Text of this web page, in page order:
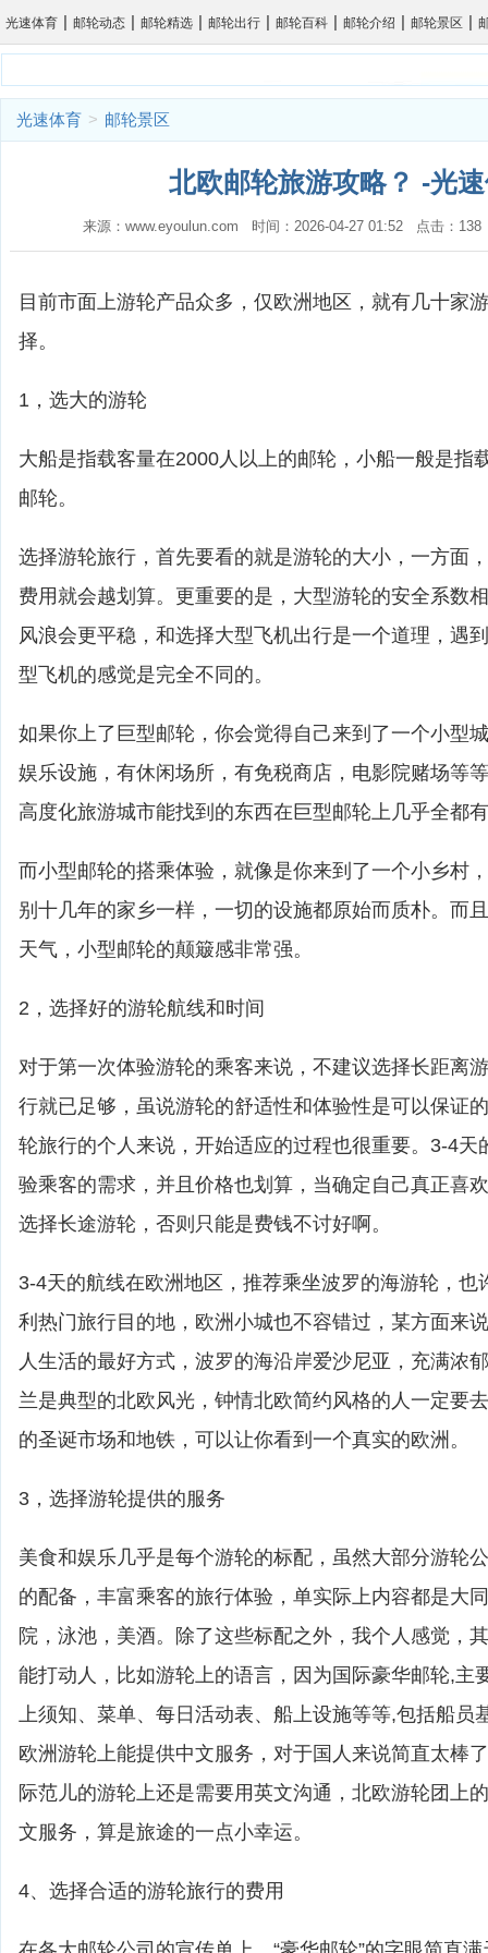
光速体育 | 邮轮动态 | 邮轮精选 | 邮轮出行 | 邮轮百科 | 邮轮介绍 | 邮轮景区 |
光速体育 > 邮轮景区
北欧邮轮旅游攻略？ -光
来源：www.eyoulun.com 时间：2026-04-27 01:52 点击：
目前市面上游轮产品众多，仅欧洲地区，就有几十家
择。
1，选大的游轮
大船是指载客量在2000人以上的邮轮，小船一般是指
邮轮。
选择游轮旅行，首先要看的就是游轮的大小，一方面
费用就会越划算。更重要的是，大型游轮的安全系数
风浪会更平稳，和选择大型飞机出行是一个道理，遇
型飞机的感觉是完全不同的。
如果你上了巨型邮轮，你会觉得自己来到了一个小型
娱乐设施，有休闲场所，有免税商店，电影院赌场等
高度化旅游城市能找到的东西在巨型邮轮上几乎全都
而小型邮轮的搭乘体验，就像是你来到了一个小乡村
别十几年的家乡一样，一切的设施都原始而质朴。而
天气，小型邮轮的颠簸感非常强。
2，选择好的游轮航线和时间
对于第一次体验游轮的乘客来说，不建议选择长距离
行就已足够，虽说游轮的舒适性和体验性是可以保证
轮旅行的个人来说，开始适应的过程也很重要。3-4天
验乘客的需求，并且价格也划算，当确定自己真正喜
选择长途游轮，否则只能是费钱不讨好啊。
3-4天的航线在欧洲地区，推荐乘坐波罗的海游轮，也
利热门旅行目的地，欧洲小城也不容错过，某方面来
人生活的最好方式，波罗的海沿岸爱沙尼亚，充满浓
兰是典型的北欧风光，钟情北欧简约风格的人一定要
的圣诞市场和地铁，可以让你看到一个真实的欧洲。
3，选择游轮提供的服务
美食和娱乐几乎是每个游轮的标配，虽然大部分游轮
的配备，丰富乘客的旅行体验，单实际上内容都是大
院，泳池，美酒。除了这些标配之外，我个人感觉，
能打动人，比如游轮上的语言，因为国际豪华邮轮,主
上须知、菜单、每日活动表、船上设施等等,包括船员
欧洲游轮上能提供中文服务，对于国人来说简直太棒
际范儿的游轮上还是需要用英文沟通，北欧游轮团上
文服务，算是旅途的一点小幸运。
4、选择合适的游轮旅行的费用